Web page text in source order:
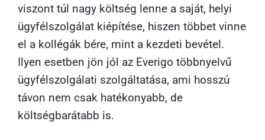
viszont túl nagy költség lenne a saját, helyi
ügyfélszolgálat kiépítése, hiszen többet vinne
el a kollégák bére, mint a kezdeti bevétel.
Ilyen esetben jön jól az Everigo többnyelvű
ügyfélszolgálati szolgáltatása, ami hosszú
távon nem csak hatékonyabb, de
költségbarátabb is.